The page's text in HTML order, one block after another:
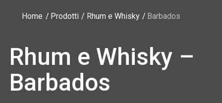
Torna alla homepage
Home Prodotti Rhum e Whisky Barbados
Rhum e Whisky –
Barbados